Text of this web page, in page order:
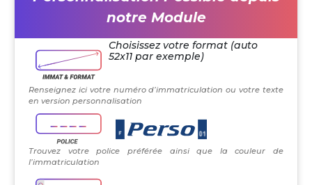
notre Module
Choisissez votre format (auto
52x11 par exemple)
Renseignez ici votre numéro d’immatriculation ou votre texte
en version personnalisation
Trouvez votre police préférée ainsi que la couleur de
l’immatriculation